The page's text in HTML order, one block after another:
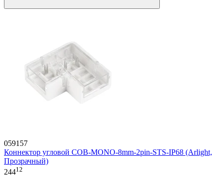
059157
Коннектор угловой COB-MONO-8mm-2pin-STS-IP68 (Arlight,
Прозрачный)
24412